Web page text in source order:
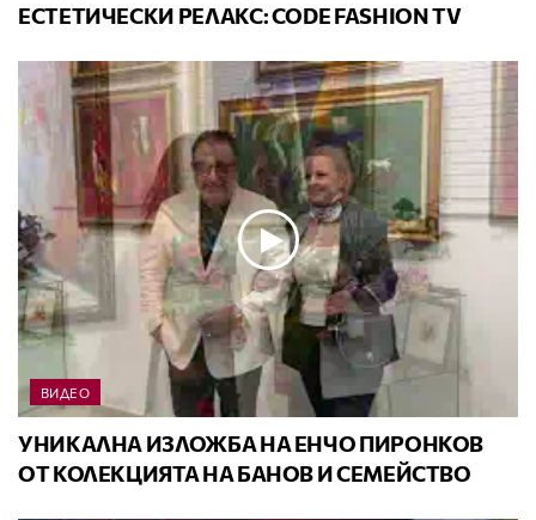
ЕСТЕТИЧЕСКИ РЕЛАКС: CODE FASHION TV
ВИДЕО
УНИКАЛНА ИЗЛОЖБА НА ЕНЧО ПИРОНКОВ
ОТ КОЛЕКЦИЯТА НА БАНОВ И СЕМЕЙСТВО